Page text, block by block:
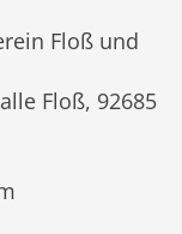
Floß und
Floß, 92685